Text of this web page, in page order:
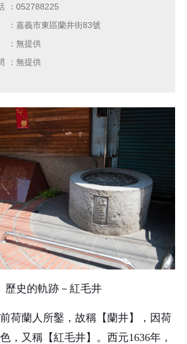
： 052788225
嘉義市東區蘭井街83號
無提供
： 無提供
歷史的軌跡－紅毛井
荷蘭人所鑿，故稱【蘭井】，因荷
，又稱【紅毛井】。西元1636年，